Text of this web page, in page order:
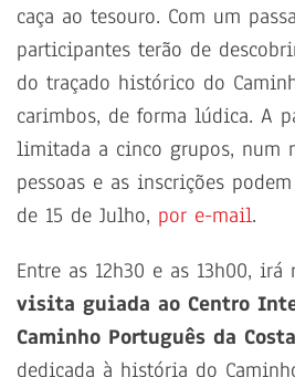
caça ao tesouro. Com um
participantes terão de
do traçado histórico do
carimbos, de forma lúdica. A
limitada a cinco grupos, num
pessoas e as inscrições
de 15 de Julho, por e-mail.
Entre as 12h30 e as 13h00, irá
visita guiada ao Centro
Caminho Português da Costa
dedicada à história do